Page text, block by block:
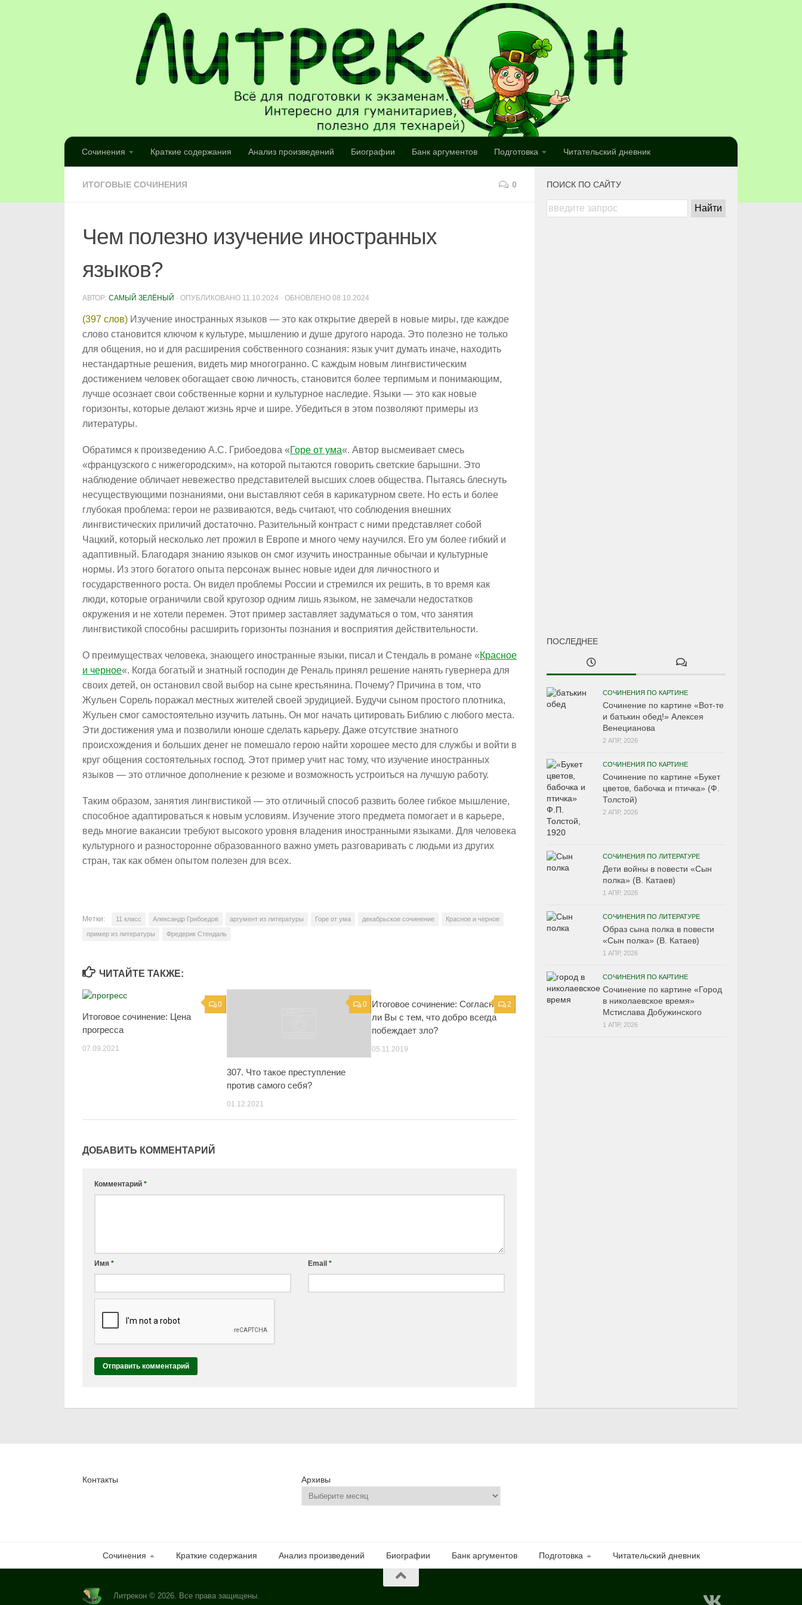
Сочинения Краткие содержания Анализ произведений Биографии Банк аргументов Подготовка Читательский дневник
ИТОГОВЫЕ СОЧИНЕНИЯ 0
Чем полезно изучение иностранных
языков?
АВТОР: САМЫЙ ЗЕЛЁНЫЙ · ОПУБЛИКОВАНО 11.10.2024 · ОБНОВЛЕНО 08.10.2024
(397 слов) Изучение иностранных языков — это как открытие дверей в новые миры, где каждое
слово становится ключом к культуре, мышлению и душе другого народа. Это полезно не только
для общения, но и для расширения собственного сознания: язык учит думать иначе, находить
нестандартные решения, видеть мир многогранно. С каждым новым лингвистическим
достижением человек обогащает свою личность, становится более терпимым и понимающим,
лучше осознает свои собственные корни и культурное наследие. Языки — это как новые
горизонты, которые делают жизнь ярче и шире. Убедиться в этом позволяют примеры из
литературы.
Обратимся к произведению А.С. Грибоедова «Горе от ума«. Автор высмеивает смесь
«французского с нижегородским», на которой пытаются говорить светские барышни. Это
наблюдение обличает невежество представителей высших слоев общества. Пытаясь блеснуть
несуществующими познаниями, они выставляют себя в карикатурном свете. Но есть и более
глубокая проблема: герои не развиваются, ведь считают, что соблюдения внешних
лингвистических приличий достаточно. Разительный контраст с ними представляет собой
Чацкий, который несколько лет прожил в Европе и много чему научился. Его ум более гибкий и
адаптивный. Благодаря знанию языков он смог изучить иностранные обычаи и культурные
нормы. Из этого богатого опыта персонаж вынес новые идеи для личностного и
государственного роста. Он видел проблемы России и стремился их решить, в то время как
люди, которые ограничили свой кругозор одним лишь языком, не замечали недостатков
окружения и не хотели перемен. Этот пример заставляет задуматься о том, что занятия
лингвистикой способны расширить горизонты познания и восприятия действительности.
О преимуществах человека, знающего иностранные языки, писал и Стендаль в романе «Красное
и черное«. Когда богатый и знатный господин де Реналь принял решение нанять гувернера для
своих детей, он остановил свой выбор на сыне крестьянина. Почему? Причина в том, что
Жульен Сорель поражал местных жителей своей эрудицией. Будучи сыном простого плотника,
Жульен смог самостоятельно изучить латынь. Он мог начать цитировать Библию с любого места.
Эти достижения ума и позволили юноше сделать карьеру. Даже отсутствие знатного
происхождения и больших денег не помешало герою найти хорошее место для службы и войти в
круг общения состоятельных господ. Этот пример учит нас тому, что изучение иностранных
языков — это отличное дополнение к резюме и возможность устроиться на лучшую работу.
Таким образом, занятия лингвистикой — это отличный способ развить более гибкое мышление,
способное адаптироваться к новым условиям. Изучение этого предмета помогает и в карьере,
ведь многие вакансии требуют высокого уровня владения иностранными языками. Для человека
культурного и разносторонне образованного важно уметь разговаривать с людьми из других
стран, так как обмен опытом полезен для всех.
Метки: 11 класс Александр Грибоедов аргумент из литературы Горе от ума декабрьское сочинение Красное и черное
пример из литературы Фредерик Стендаль
ЧИТАЙТЕ ТАКЖЕ:
0
Итоговое сочинение: Цена
прогресса
07.09.2021
0
307. Что такое преступление
против самого себя?
01.12.2021
2
Итоговое сочинение: Согласны
ли Вы с тем, что добро всегда
побеждает зло?
05.11.2019
ДОБАВИТЬ КОММЕНТАРИЙ
Комментарий *
Имя * Email *
ПОИСК ПО САЙТУ
ПОСЛЕДНЕЕ
СОЧИНЕНИЯ ПО КАРТИНЕ
Сочинение по картине «Вот-те
и батькин обед!» Алексея
Венецианова
2 АПР, 2026
СОЧИНЕНИЯ ПО КАРТИНЕ
Сочинение по картине «Букет
цветов, бабочка и птичка» (Ф.
Толстой)
2 АПР, 2026
СОЧИНЕНИЯ ПО ЛИТЕРАТУРЕ
Дети войны в повести «Сын
полка» (В. Катаев)
1 АПР, 2026
СОЧИНЕНИЯ ПО ЛИТЕРАТУРЕ
Образ сына полка в повести
«Сын полка» (В. Катаев)
1 АПР, 2026
СОЧИНЕНИЯ ПО КАРТИНЕ
Сочинение по картине «Город
в николаевское время»
Мстислава Добужинского
1 АПР, 2026
Контакты Архивы
Сочинения Краткие содержания Анализ произведений Биографии Банк аргументов Подготовка Читательский дневник
Литрекон © 2026. Все права защищены.